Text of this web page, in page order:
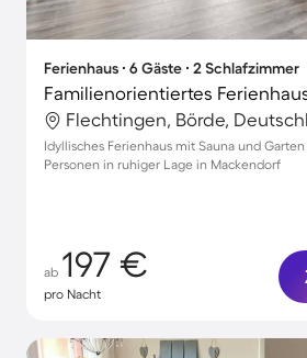
Ferienhaus ∙ 6 Gäste ∙ 2 Schlafzimmer
Flechtingen, Börde,
Idyllisches Ferienhaus mit Sauna und
Personen in ruhiger Lage in Mackendorf
ab 197 €
pro Nacht